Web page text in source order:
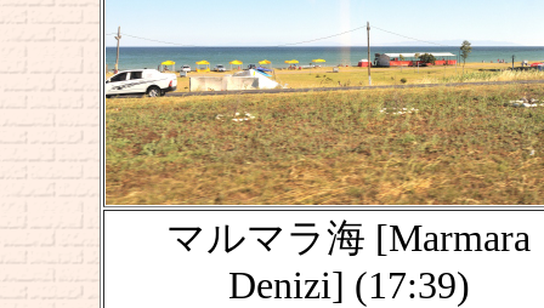
マルマラ海 [Marmara
Denizi] (17:39)